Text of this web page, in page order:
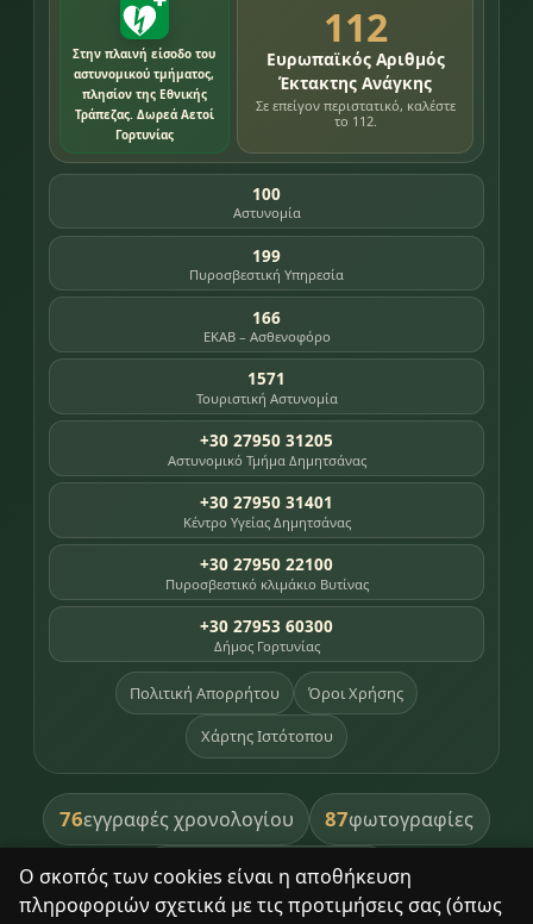
Ο σκοπός των cookies είναι η αποθήκευση
πληροφοριών σχετικά με τις προτιμήσεις σας (όπως
Στην πλαινή είσοδο του
αστυνομικού τμήματος,
πλησίον της Εθνικής
Τράπεζας. Δωρεά Αετοί
Γορτυνίας
112
Ευρωπαϊκός Αριθμός
Έκτακτης Ανάγκης
Σε επείγον περιστατικό, καλέστε
το 112.
100
Αστυνομία
199
Πυροσβεστική Υπηρεσία
166
ΕΚΑΒ – Ασθενοφόρο
1571
Τουριστική Αστυνομία
+30 27950 31205
Αστυνομικό Τμήμα Δημητσάνας
+30 27950 31401
Κέντρο Υγείας Δημητσάνας
+30 27950 22100
Πυροσβεστικό κλιμάκιο Βυτίνας
+30 27953 60300
Δήμος Γορτυνίας
Πολιτική Απορρήτου Όροι Χρήσης
Χάρτης Ιστότοπου
76εγγραφές χρονολογίου 87φωτογραφίες
391βιβλία βιβλιοθήκης